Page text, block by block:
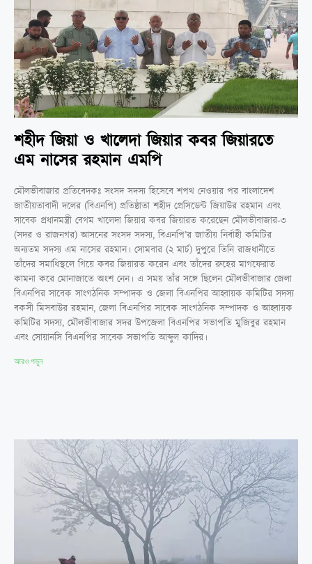
শহীদ জিয়া ও খালেদা জিয়ার কবর জিয়ারতে
এম নাসের রহমান এমপি
মৌলভীবাজার প্রতিবেদকঃ সংসদ সদস্য হিসেবে শপথ নেওয়ার পর বাংলাদেশ
জাতীয়তাবাদী দলের (বিএনপি) প্রতিষ্ঠাতা শহীদ প্রেসিডেন্ট জিয়াউর রহমান এবং
সাবেক প্রধানমন্ত্রী বেগম খালেদা জিয়ার কবর জিয়ারত করেছেন মৌলভীবাজার-৩
(সদর ও রাজনগর) আসনের সংসদ সদস্য, বিএনপি’র জাতীয় নির্বাহী কমিটির
অন্যতম সদস্য এম নাসের রহমান। সোমবার (২ মার্চ) দুপুরে তিনি রাজধানীতে
তাঁদের সমাধিস্থলে গিয়ে কবর জিয়ারত করেন এবং তাঁদের রুহের মাগফেরাত
কামনা করে মোনাজাতে অংশ নেন। এ সময় তাঁর সঙ্গে ছিলেন মৌলভীবাজার জেলা
বিএনপির সাবেক সাংগঠনিক সম্পাদক ও জেলা বিএনপির আহ্বায়ক কমিটির সদস্য
বকসী মিসবাউর রহমান, জেলা বিএনপির সাবেক সাংগঠনিক সম্পাদক ও আহ্বায়ক
কমিটির সদস্য, মৌলভীবাজার সদর উপজেলা বিএনপির সভাপতি মুজিবুর রহমান
এবং সোয়ানসি বিএনপির সাবেক সভাপতি আব্দুল কাদির।
আরও পড়ুন